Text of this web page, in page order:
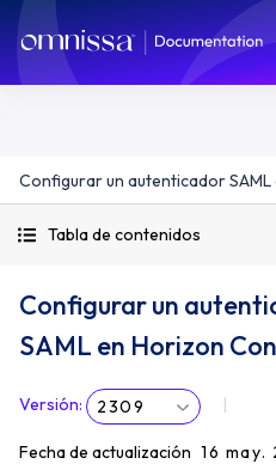
Configurar un autenticador
Tabla de contenidos
Configurar un
SAML en Horizon
Versión: 2309
Fecha de actualización 16 may.